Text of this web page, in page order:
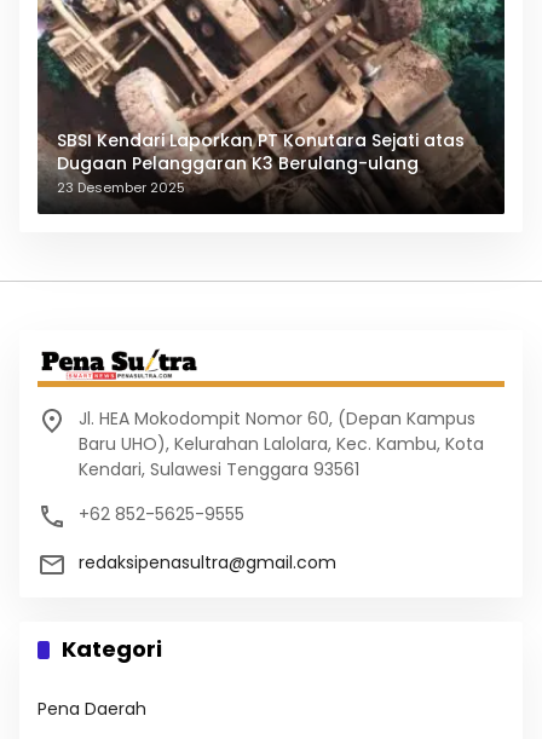
SBSI Kendari Laporkan PT Konutara Sejati atas
Dugaan Pelanggaran K3 Berulang-ulang
23 Desember 2025
Jl. HEA Mokodompit Nomor 60, (Depan Kampus
Baru UHO), Kelurahan Lalolara, Kec. Kambu, Kota
Kendari, Sulawesi Tenggara 93561
+62 852-5625-9555
redaksipenasultra@gmail.com
Kategori
Pena Daerah